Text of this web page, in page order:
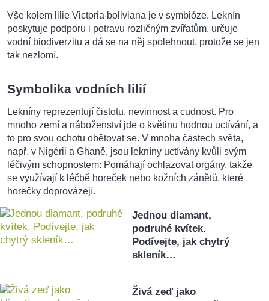
Vše kolem lilie Victoria boliviana je v symbióze. Leknín
poskytuje podporu i potravu rozličným zvířatům, určuje
vodní biodiverzitu a dá se na něj spolehnout, protože se jen
tak nezlomí.
Symbolika vodních lilií
Lekníny reprezentují čistotu, nevinnost a cudnost. Pro
mnoho zemí a náboženství jde o květinu hodnou uctívání, a
to pro svou ochotu obětovat se. V mnoha částech světa,
např. v Nigérii a Ghaně, jsou lekníny uctívány kvůli svým
léčivým schopnostem: Pomáhají ochlazovat orgány, takže
se využívají k léčbě horeček nebo kožních zánětů, které
horečky doprovázejí.
Jednou diamant,
podruhé kvítek.
Podívejte, jak chytrý
skleník…
Živá zeď jako